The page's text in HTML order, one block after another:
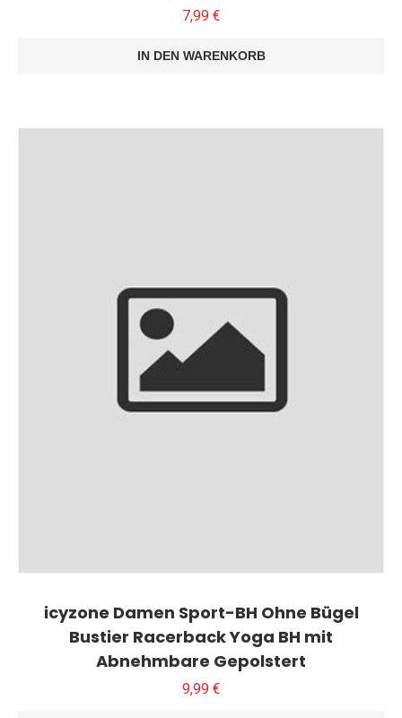
7,99 €
IN DEN WARENKORB
icyzone Damen Sport-BH Ohne Bügel
Bustier Racerback Yoga BH mit
Abnehmbare Gepolstert
9,99 €